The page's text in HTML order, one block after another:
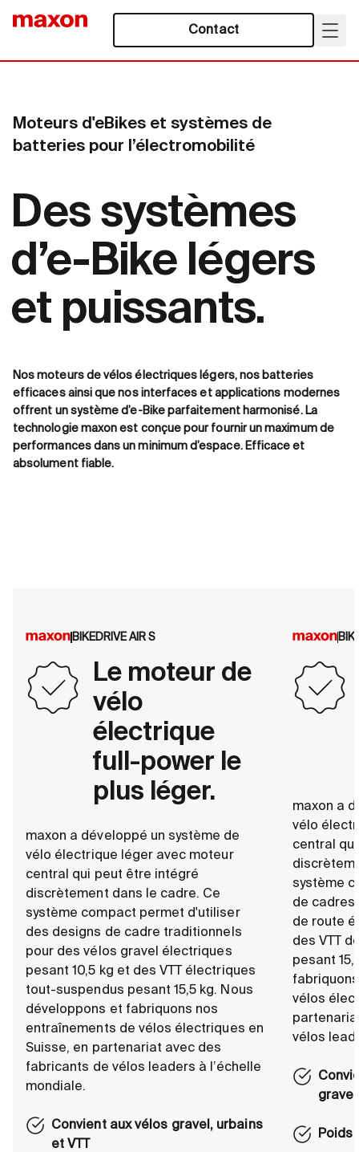
Contact
Moteurs d'eBikes et systèmes de
batteries pour l’électromobilité
Des systèmes
d’e-Bike légers
et puissants.
Nos moteurs de vélos électriques légers, nos batteries
efficaces ainsi que nos interfaces et applications modernes
offrent un système d’e-Bike parfaitement harmonisé. La
technologie maxon est conçue pour fournir un maximum de
performances dans un minimum d’espace. Efficace et
absolument fiable.
BIKEDRIVE AIR S
Le moteur de
vélo
électrique
full-power le
plus léger.
maxon a développé un système de
vélo électrique léger avec moteur
central qui peut être intégré
discrètement dans le cadre. Ce
système compact permet d'utiliser
des designs de cadre traditionnels
pour des vélos gravel électriques
pesant 10,5 kg et des VTT électriques
tout-suspendus pesant 15,5 kg. Nous
développons et fabriquons nos
entraînements de vélos électriques en
Suisse, en partenariat avec des
fabricants de vélos leaders à l’échelle
mondiale.
Convient aux vélos gravel, urbains
et VTT
maxon a
vélo
central
système
de cadres
de route
des VTT
pesant
vélos
vélos
Poids